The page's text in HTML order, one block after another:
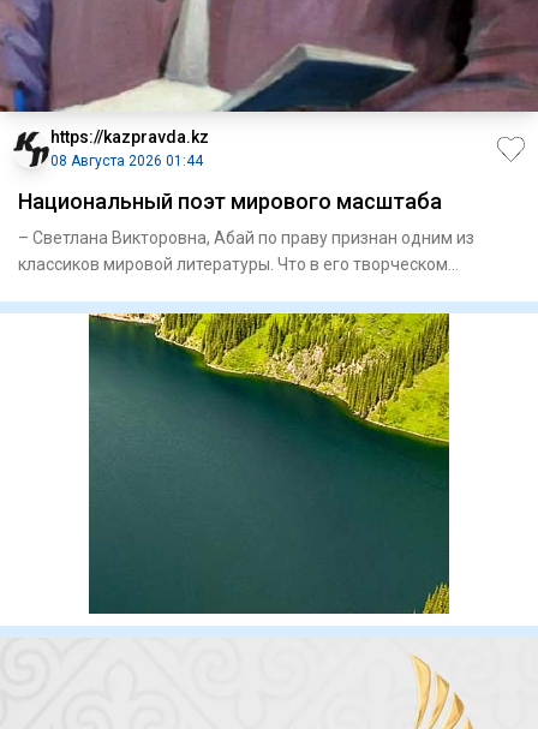
https://kazpravda.kz
08 Августа 2026 01:44
Национальный поэт мирового масштаба
– Светлана Викторовна, Абай по праву признан одним из
классиков мировой литературы. Что в его творческом